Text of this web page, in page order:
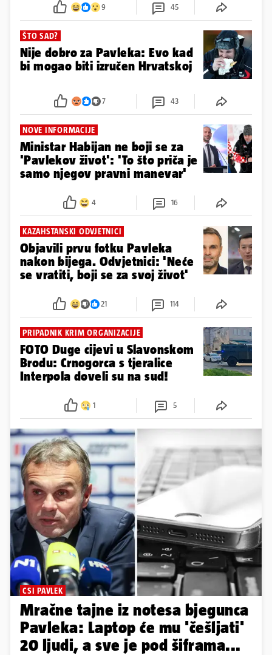
9 45
ŠTO SAD?
Nije dobro za Pavleka: Evo kad
bi mogao biti izručen Hrvatskoj
7 43
NOVE INFORMACIJE
Ministar Habijan ne boji se za
'Pavlekov život': 'To što priča je
samo njegov pravni manevar'
4 16
KAZAHSTANSKI ODVJETNICI
Objavili prvu fotku Pavleka
nakon bijega. Odvjetnici: 'Neće
se vratiti, boji se za svoj život'
21 114
PRIPADNIK KRIM ORGANIZACIJE
FOTO Duge cijevi u Slavonskom
Brodu: Crnogorca s tjeralice
Interpola doveli su na sud!
1 5
CSI PAVLEK
Mračne tajne iz notesa bjegunca
Pavleka: Laptop će mu 'češljati'
20 ljudi, a sve je pod šiframa...